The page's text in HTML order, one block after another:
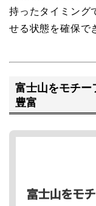
持ったタイミング
せる状態を確保で
富士山をモチー
豊富